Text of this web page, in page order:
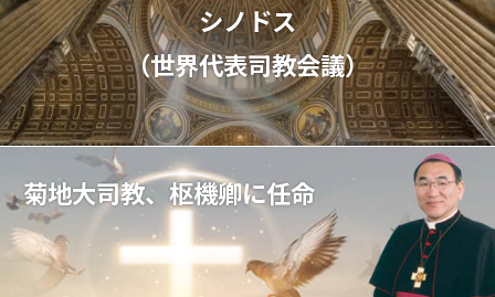
シノドス
（世界代表司教会議）
菊地大司教、枢機卿に任命